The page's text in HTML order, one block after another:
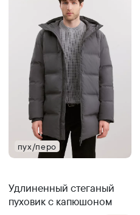
пух/перо
Удлиненный стеганый
пуховик с капюшоном